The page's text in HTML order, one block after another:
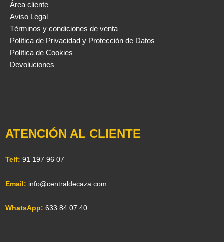
Área cliente
Aviso Legal
Términos y condiciones de venta
Política de Privacidad y Protección de Datos
Política de Cookies
Devoluciones
ATENCIÓN AL CLIENTE
Telf: 91 197 96 07
Email: info@centraldecaza.com
WhatsApp: 633 84 07 40